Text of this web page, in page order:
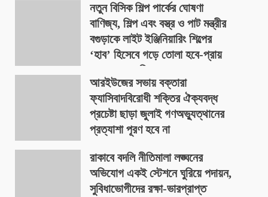
নতুন বিসিক শিল্প পার্কের ঘোষণা
বাণিজ্য, শিল্প এবং বস্ত্র ও পাট মন্ত্রীর
বগুড়াকে লাইট ইঞ্জিনিয়ারিং শিল্পের
‘হাব’ হিসেবে গড়ে তোলা হবে-প্রায়
৪০০ একর জমিতে
August 9, 2026
আরইউজের সভায় বক্তারা
ফ্যাসিবাদবিরোধী শক্তির ঐক্যবদ্ধ
প্রচেষ্টা ছাড়া জুলাই গণঅভ্যুত্থানের
প্রত্যাশা পূরণ হবে না
রাকাবে বদলি নীতিমালা লঙ্ঘনের
অভিযোগ একই স্টেশনে ঘুরিয়ে পদায়ন,
সুবিধাভোগীদের রক্ষা-ভারপ্রাপ্ত